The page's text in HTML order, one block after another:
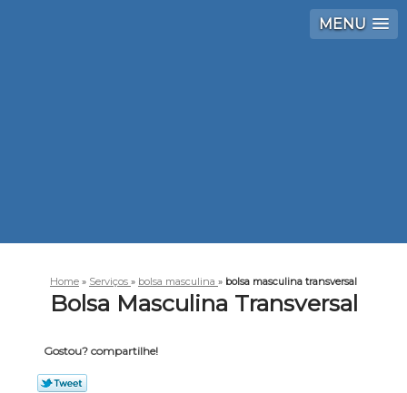
MENU
Home » Serviços » bolsa masculina » bolsa masculina transversal
Bolsa Masculina Transversal
Gostou? compartilhe!